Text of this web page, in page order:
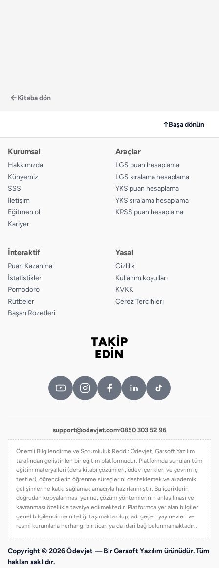
Kitaba dön
↑Başa dönün
Kurumsal
Hakkımızda
Künyemiz
SSS
İletişim
Eğitmen ol
Kariyer
Araçlar
LGS puan hesaplama
LGS sıralama hesaplama
YKS puan hesaplama
YKS sıralama hesaplama
KPSS puan hesaplama
İnteraktif
Puan Kazanma
İstatistikler
Pomodoro
Rütbeler
Başarı Rozetleri
Yasal
Gizlilik
Kullanım koşulları
KVKK
Çerez Tercihleri
TAKİP
EDİN
support@odevjet.com·0850 303 52 96
Önemli Bilgilendirme ve Sorumluluk Reddi: Ödevjet, Garsoft Yazılım
tarafından geliştirilen bir eğitim platformudur. Platformda sunulan tüm
eğitim materyalleri (ders kitabı çözümleri, ödev içerikleri ve çevrim içi
testler), öğrencilerin öğrenme süreçlerini desteklemek ve akademik
gelişimlerine katkı sağlamak amacıyla hazırlanmıştır. Bu içeriklerin
doğrudan kopyalanması yerine, çözüm yöntemlerinin anlaşılması ve
kavranması özellikle tavsiye edilmektedir. Platformda yer alan bilgiler
genel bilgilendirme niteliği taşımakta olup, adı geçen yayınevleri ve
resmî kurumlarla herhangi bir ticari ya da idari bağ bulunmamaktadır..
Copyright © 2026 Ödevjet — Bir Garsoft Yazılım ürünüdür. Tüm
hakları saklıdır.